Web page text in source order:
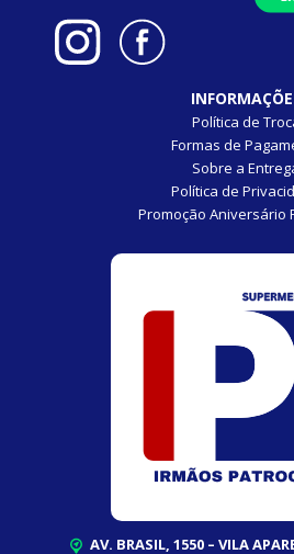
Política de
Formas de
Sobre a
Política de
Promoção Aniversário
AV. BRASIL, 1550 – VILA